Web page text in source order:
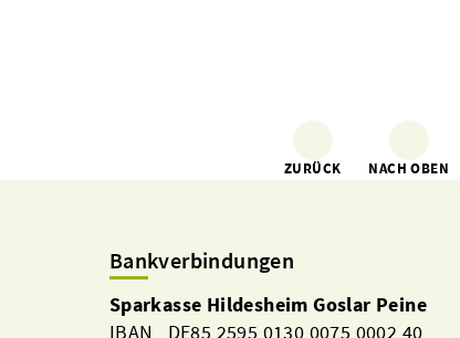
ZURÜCK NACH OBEN
Bankverbindungen
Sparkasse Hildesheim Goslar Peine
IBAN DE85 2595 0130 0075 0002 40